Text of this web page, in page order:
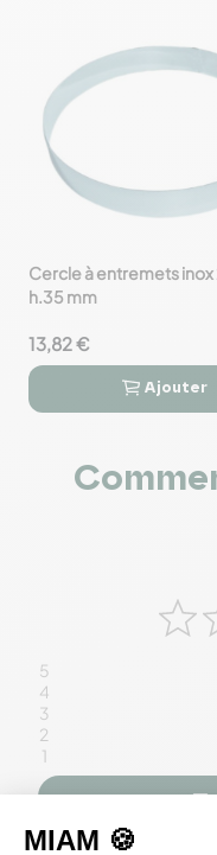
favorite_border
Cercle à entremets
h.35 mm
13,82 €
 
Ajouter
5
4
3
2
1